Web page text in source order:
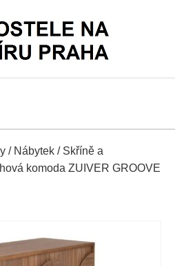
/ Nábytek / Skříně a
komoda ZUIVER GROOVE